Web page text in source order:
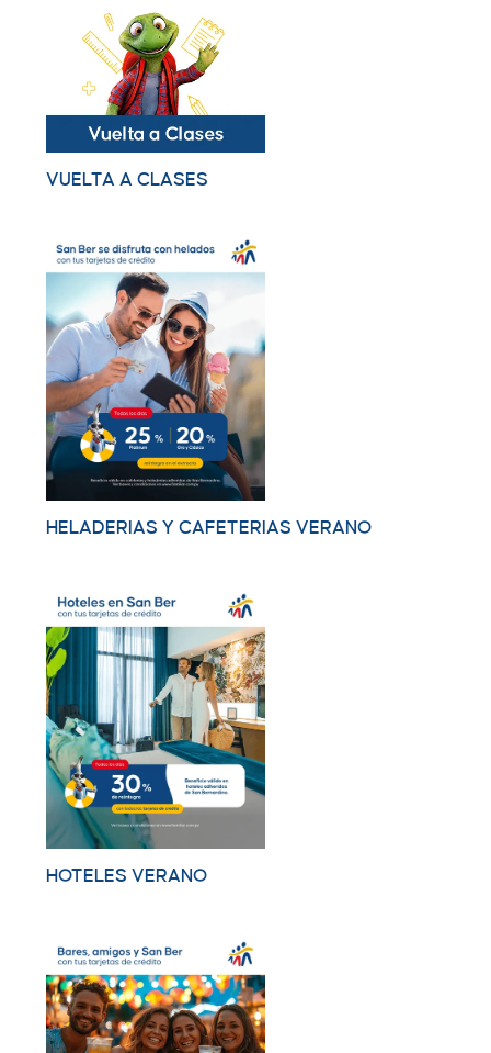
VUELTA A CLASES
HELADERIAS Y CAFETERIAS VERANO
HOTELES VERANO